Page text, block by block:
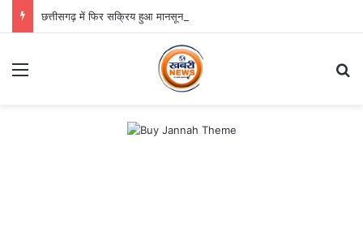
छत्तीसगढ़ में फिर सक्रिय हुआ मानसून, अगले तीन दिन भारी बारिश का अलर्ट